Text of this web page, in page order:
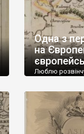
Одна з
на
Люблю
відкриттів –
року з
розпочав
у 1586 році,